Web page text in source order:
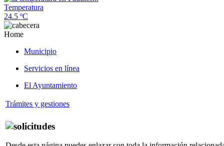
Temperatura
24.5 ºC
Home
Municipio
Servicios en línea
El Ayuntamiento
Trámites y gestiones